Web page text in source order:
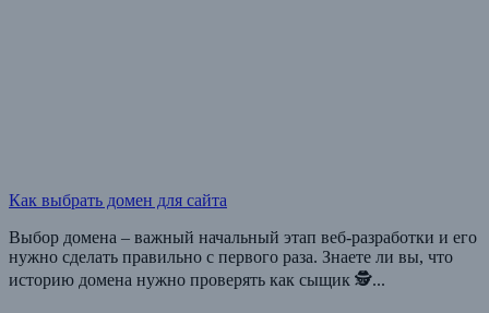
Как выбрать домен для сайта
Выбор домена – важный начальный этап веб-разработки и его
нужно сделать правильно с первого раза. Знаете ли вы, что
историю домена нужно проверять как сыщик 🕵️‍...